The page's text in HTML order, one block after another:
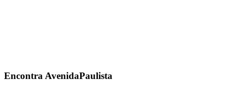
Encontra AvenidaPaulista